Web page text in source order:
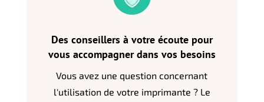
Des conseillers à votre écoute pour
vous accompagner dans vos besoins
Vous avez une question concernant
l'utilisation de votre imprimante ? Le